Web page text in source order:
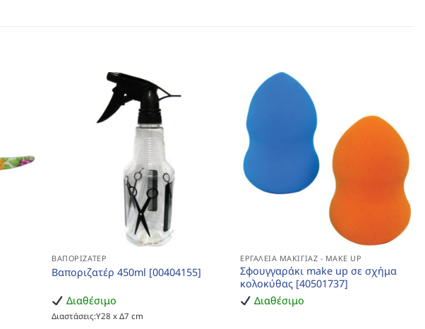
ΒΑΠΟΡΙΖΑΤΈΡ
Βαποριζατέρ 450ml [00404155]
Διαθέσιμο
Διαστάσεις:Υ28 x Δ7 cm
ΕΡΓΑΛΕΊΑ ΜΑΚΙΓΙΆΖ - MAKE UP
Σφουγγαράκι make up σε σχήμα
κολοκύθας [40501737]
Διαθέσιμο